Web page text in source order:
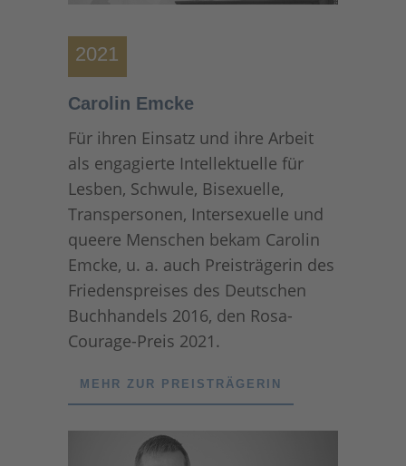
2021
Carolin Emcke
Für ihren Einsatz und ihre Arbeit
als engagierte Intellektuelle für
Lesben, Schwule, Bisexuelle,
Transpersonen, Intersexuelle und
queere Menschen bekam Carolin
Emcke, u. a. auch Preisträgerin des
Friedenspreises des Deutschen
Buchhandels 2016, den Rosa-
Courage-Preis 2021.
MEHR ZUR PREISTRÄGERIN